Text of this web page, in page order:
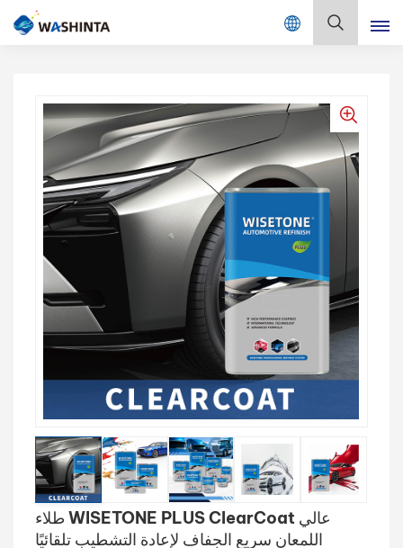
Mix Color Online
English
Français
Deutsch
Русский
Español
Português
日本語
한국어
بالعربية
فارسی
中文
طلاء WISETONE PLUS ClearCoat عالي
اللمعان سريع الجفاف لإعادة التشطيب تلقائيًا